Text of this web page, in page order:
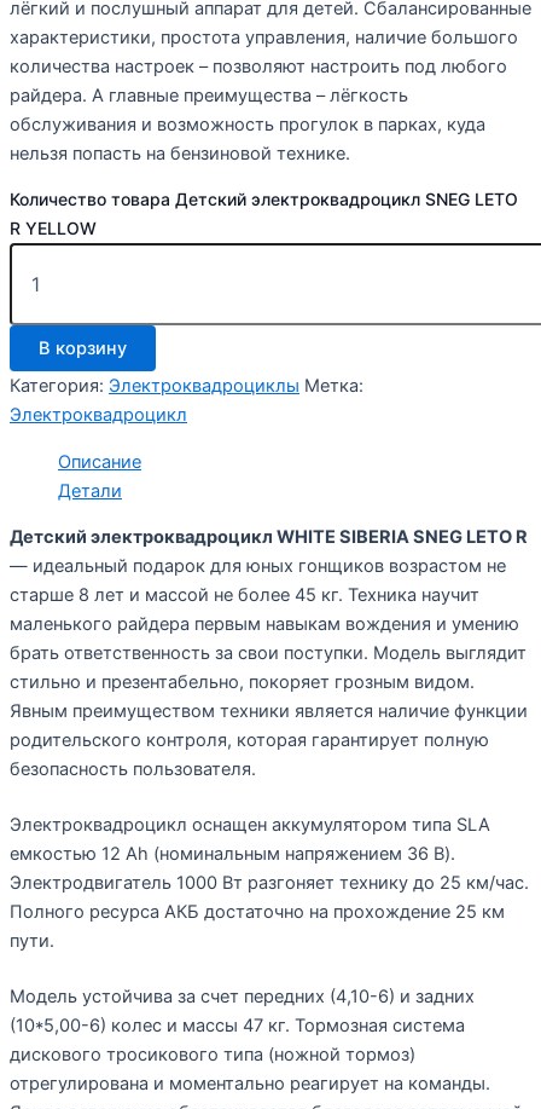
лёгкий и послушный аппарат для детей. Сбалансированные
характеристики, простота управления, наличие большого
количества настроек – позволяют настроить под любого
райдера. А главные преимущества – лёгкость
обслуживания и возможность прогулок в парках, куда
нельзя попасть на бензиновой технике.
Количество товара Детский электроквадроцикл SNEG LETO
R YELLOW
В корзину
Категория: Электроквадроциклы Метка:
Электроквадроцикл
Описание
Детали
Детский электроквадроцикл WHITE SIBERIA SNEG LETO R
— идеальный подарок для юных гонщиков возрастом не
старше 8 лет и массой не более 45 кг. Техника научит
маленького райдера первым навыкам вождения и умению
брать ответственность за свои поступки. Модель выглядит
стильно и презентабельно, покоряет грозным видом.
Явным преимуществом техники является наличие функции
родительского контроля, которая гарантирует полную
безопасность пользователя.
Электроквадроцикл оснащен аккумулятором типа SLA
емкостью 12 Ah (номинальным напряжением 36 В).
Электродвигатель 1000 Вт разгоняет технику до 25 км/час.
Полного ресурса АКБ достаточно на прохождение 25 км
пути.
Модель устойчива за счет передних (4,10-6) и задних
(10*5,00-6) колес и массы 47 кг. Тормозная система
дискового тросикового типа (ножной тормоз)
отрегулирована и моментально реагирует на команды.